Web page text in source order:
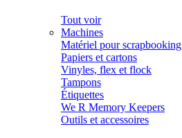
Tout voir
Machines
Matériel pour scrapbooking
Papiers et cartons
Vinyles, flex et flock
Tampons
Étiquettes
We R Memory Keepers
Outils et accessoires